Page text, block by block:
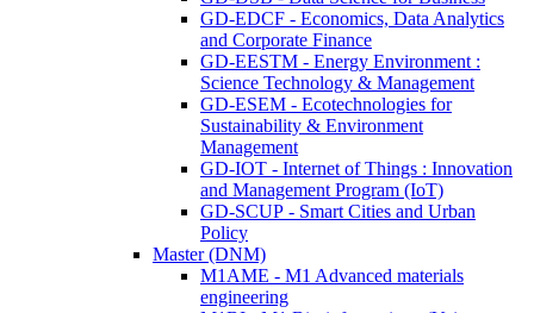
GD-EDCF - Economics, Data Analytics
and Corporate Finance
GD-EESTM - Energy Environment :
Science Technology & Management
GD-ESEM - Ecotechnologies for
Sustainability & Environment
Management
GD-IOT - Internet of Things : Innovation
and Management Program (IoT)
GD-SCUP - Smart Cities and Urban
Policy
Master (DNM)
M1AME - M1 Advanced materials
engineering